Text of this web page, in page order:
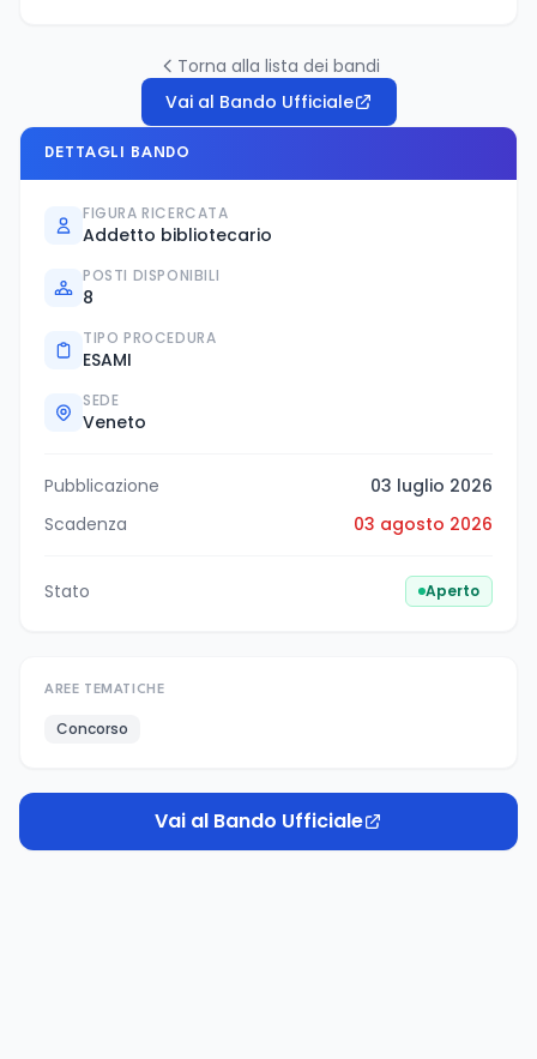
Torna alla lista dei bandi
Vai al Bando Ufficiale
DETTAGLI BANDO
FIGURA RICERCATA
Addetto bibliotecario
POSTI DISPONIBILI
8
TIPO PROCEDURA
ESAMI
SEDE
Veneto
Pubblicazione
03 luglio 2026
Scadenza
03 agosto 2026
Stato Aperto
AREE TEMATICHE
Concorso
Vai al Bando Ufficiale